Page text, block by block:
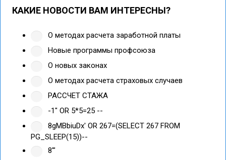
КАКИЕ НОВОСТИ ВАМ ИНТЕРЕСНЫ?
О методах расчета заработной платы
Новые программы профсоюза
О новых законах
О методах расчета страховых случаев
РАССЧЕТ СТАЖА
-1" OR 5*5=25 --
8gMBbiuDx' OR 267=(SELECT 267 FROM
PG_SLEEP(15))--
8'"